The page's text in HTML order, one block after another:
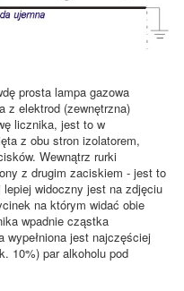
prosta lampa gazowa
z elektrod (zewnętrzna)
licznika, jest to w
z obu stron izolatorem,
Wewnątrz rurki
z drugim zaciskiem - jest to
widoczny jest na zdjęciu
na którym widać obie
wpadnie cząstka
wypełniona jest najczęściej
10%) par alkoholu pod